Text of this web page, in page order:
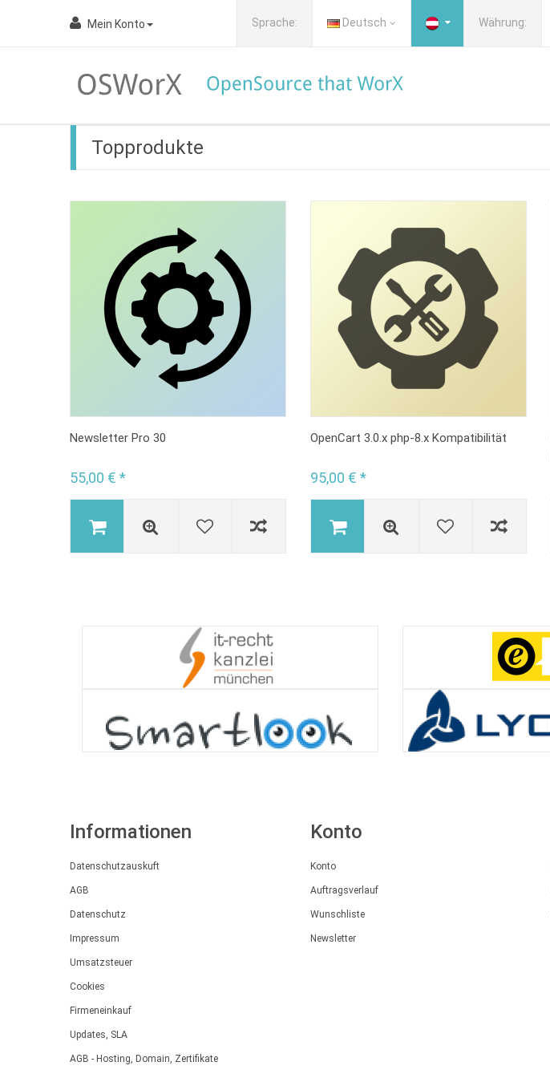
Mein Konto Sprache: Deutsch Währung:
Topprodukte
Newsletter Pro 30
55,00 € *
OpenCart 3.0.x php-8.x Kompatibilität
95,00 € *
Informationen
Datenschutzauskuft
AGB
Datenschutz
Impressum
Umsatzsteuer
Cookies
Firmeneinkauf
Updates, SLA
AGB - Hosting, Domain, Zertifikate
Konto
Konto
Auftragsverlauf
Wunschliste
Newsletter